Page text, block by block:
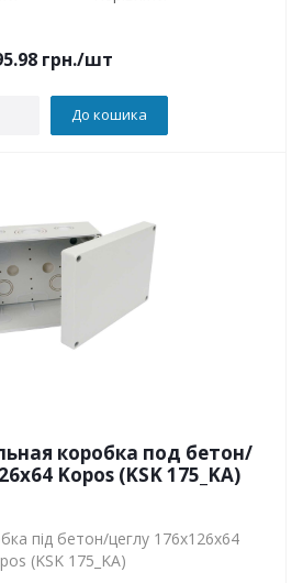
грн./шт
До кошика
коробка под бетон/
Kopos (KSK 175_KA)
під бетон/цеглу 176х126х64
(KSK 175_KA)